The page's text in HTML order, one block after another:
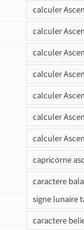
calculer
calculer
calculer
calculer
calculer
calculer
calculer
capricorne
caractere
signe lunaire
caractere